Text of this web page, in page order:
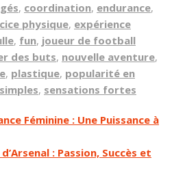
, coordination, endurance,
physique, expérience
, fun, joueur de football
des buts, nouvelle aventure,
, plastique, popularité en
, sensations fortes
Féminine : Une Puissance à
: Passion, Succès et